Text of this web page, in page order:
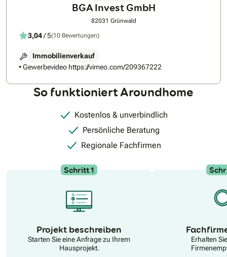
BGA Invest GmbH
82031 Grünwald
3,04/ 5(10 Bewertungen)
Immobilienverkauf
• Gewerbevideo https://vimeo.com/209367222
So funktioniert Aroundhome
Kostenlos & unverbindlich
Persönliche Beratung
Regionale Fachfirmen
Schritt 1
Projekt beschreiben
Starten Sie eine Anfrage zu Ihrem
Hausprojekt.
Erhalten